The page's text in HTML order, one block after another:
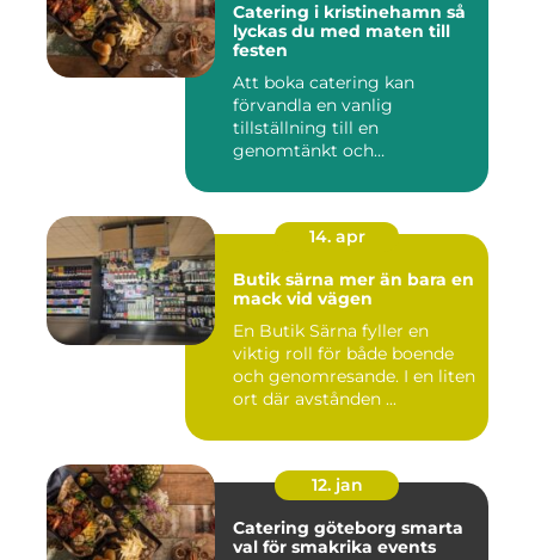
Catering i kristinehamn så
lyckas du med maten till
festen
Att boka catering kan
förvandla en vanlig
tillställning till en
genomtänkt och
14. apr
Butik särna mer än bara en
mack vid vägen
En Butik Särna fyller en
viktig roll för både boende
och genomresande. I en liten
ort där avstånden ...
12. jan
Catering göteborg smarta
val för smakrika events